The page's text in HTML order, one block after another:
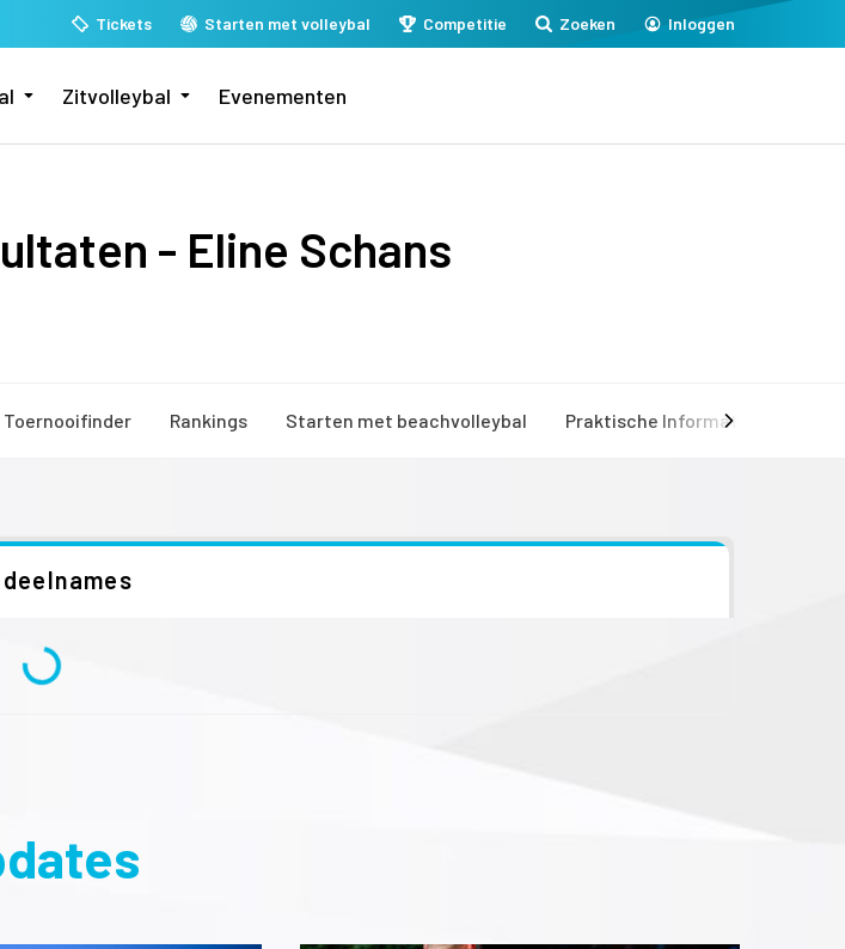
Tickets Starten met volleybal Competitie Zoeken Inloggen
Zitvolleybal Evenementen
- Eline Schans
Toernooifinder Rankings Starten met beachvolleybal Praktische Informatie